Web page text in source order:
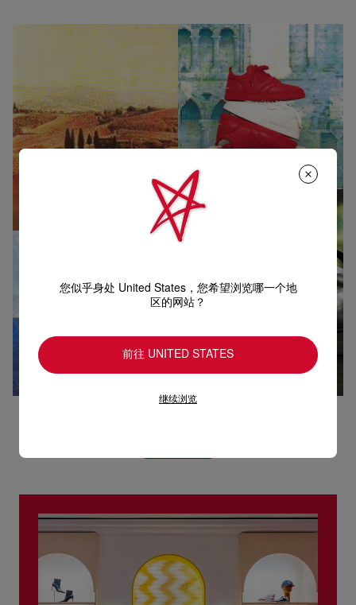
您似乎身处 United States，您希望浏览哪一个地
区的网站？
前往 UNITED STATES
继续浏览